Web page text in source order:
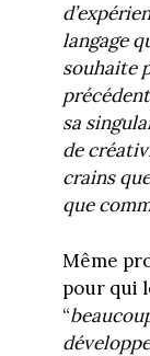
langage
souhaite
sa
de
crains
que
Même
pour qui
“